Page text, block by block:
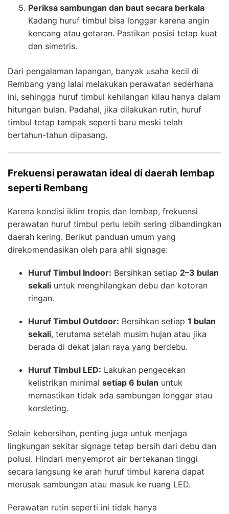
Periksa sambungan dan baut secara berkala
Kadang huruf timbul bisa longgar karena angin
kencang atau getaran. Pastikan posisi tetap kuat
dan simetris.
Dari pengalaman lapangan, banyak usaha kecil di
Rembang yang lalai melakukan perawatan sederhana
ini, sehingga huruf timbul kehilangan kilau hanya dalam
hitungan bulan. Padahal, jika dilakukan rutin, huruf
timbul tetap tampak seperti baru meski telah
bertahun-tahun dipasang.
Frekuensi perawatan ideal di daerah lembap
seperti Rembang
Karena kondisi iklim tropis dan lembap, frekuensi
perawatan huruf timbul perlu lebih sering dibandingkan
daerah kering. Berikut panduan umum yang
direkomendasikan oleh para ahli signage:
Huruf Timbul Indoor: Bersihkan setiap 2–3 bulan
sekali untuk menghilangkan debu dan kotoran
ringan.
Huruf Timbul Outdoor: Bersihkan setiap 1 bulan
sekali, terutama setelah musim hujan atau jika
berada di dekat jalan raya yang berdebu.
Huruf Timbul LED: Lakukan pengecekan
kelistrikan minimal setiap 6 bulan untuk
memastikan tidak ada sambungan longgar atau
korsleting.
Selain kebersihan, penting juga untuk menjaga
lingkungan sekitar signage tetap bersih dari debu dan
polusi. Hindari menyemprot air bertekanan tinggi
secara langsung ke arah huruf timbul karena dapat
merusak sambungan atau masuk ke ruang LED.
Perawatan rutin seperti ini tidak hanya